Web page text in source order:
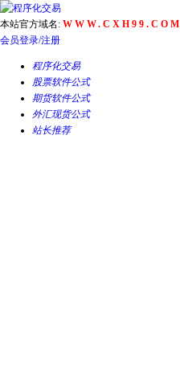
本站官方域名: WWW.CXH99.COM
会员登录/注册
程序化交易
股票软件公式
期货软件公式
外汇现货公式
站长推荐